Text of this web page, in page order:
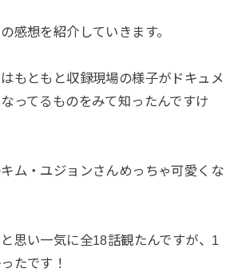
感想を紹介していきます。
もともと収録現場の様子がドキュメ
ってるものをみて知ったんですけ
ム・ユジョンさんめっちゃ可愛くな
思い一気に全18話観たんですが、1
たです！